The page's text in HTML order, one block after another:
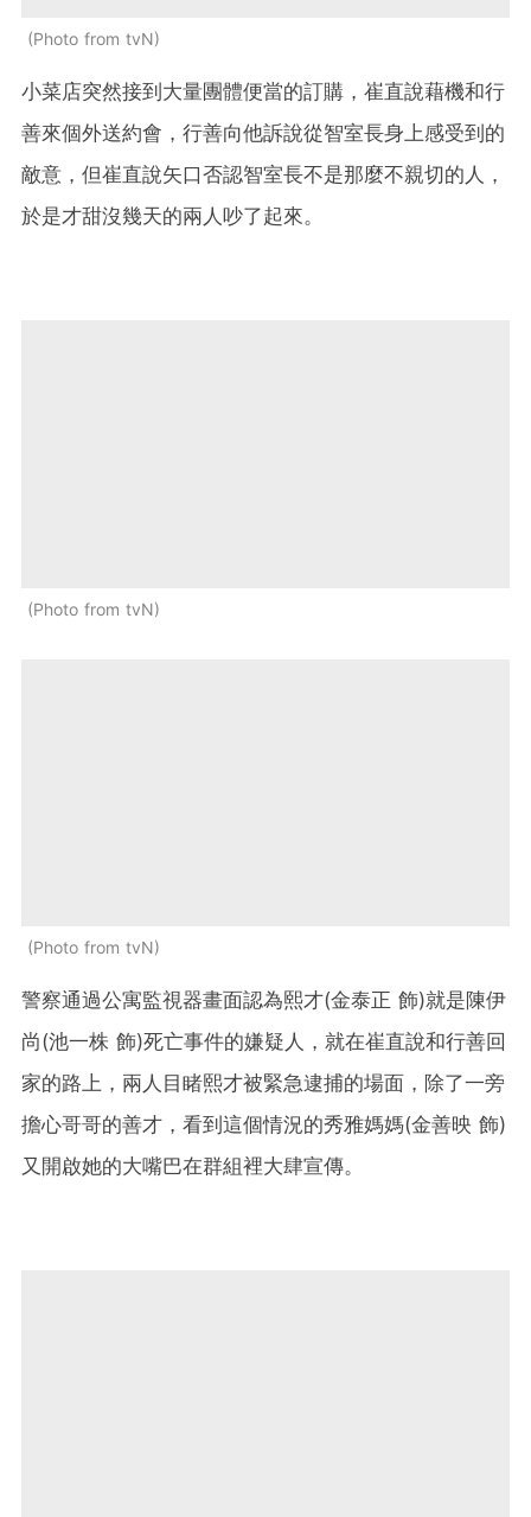
Photo from tvN
小菜店突然接到大量團體便當的訂購，崔直說藉機和行
善來個外送約會，行善向他訴說從智室長身上感受到的
敵意，但崔直說矢口否認智室長不是那麼不親切的人，
於是才甜沒幾天的兩人吵了起來。
Photo from tvN
Photo from tvN
警察通過公寓監視器畫面認為熙才(金泰正 飾)就是陳伊
尚(池一株 飾)死亡事件的嫌疑人，就在崔直說和行善回
家的路上，兩人目睹熙才被緊急逮捕的場面，除了一旁
擔心哥哥的善才，看到這個情況的秀雅媽媽(金善映 飾)
又開啟她的大嘴巴在群組裡大肆宣傳。